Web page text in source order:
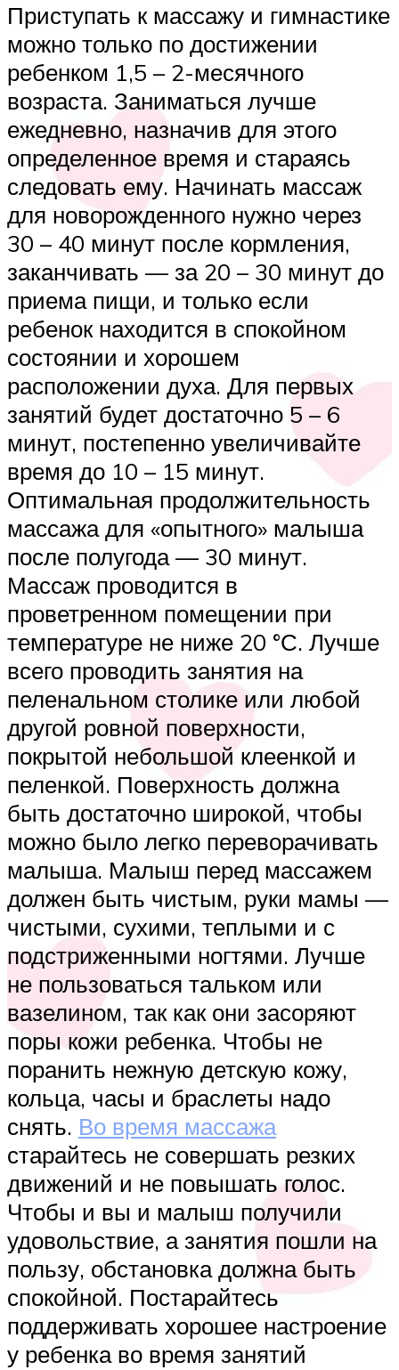
Приступать к массажу и гимнастике
можно только по достижении
ребенком 1,5 – 2-месячного
возраста. Заниматься лучше
ежедневно, назначив для этого
определенное время и стараясь
следовать ему. Начинать массаж
для новорожденного нужно через
30 – 40 минут после кормления,
заканчивать — за 20 – 30 минут до
приема пищи, и только если
ребенок находится в спокойном
состоянии и хорошем
расположении духа. Для первых
занятий будет достаточно 5 – 6
минут, постепенно увеличивайте
время до 10 – 15 минут.
Оптимальная продолжительность
массажа для «опытного» малыша
после полугода — 30 минут.
Массаж проводится в
проветренном помещении при
температуре не ниже 20 °С. Лучше
всего проводить занятия на
пеленальном столике или любой
другой ровной поверхности,
покрытой небольшой клеенкой и
пеленкой. Поверхность должна
быть достаточно широкой, чтобы
можно было легко переворачивать
малыша. Малыш перед массажем
должен быть чистым, руки мамы —
чистыми, сухими, теплыми и с
подстриженными ногтями. Лучше
не пользоваться тальком или
вазелином, так как они засоряют
поры кожи ребенка. Чтобы не
поранить нежную детскую кожу,
кольца, часы и браслеты надо
снять. Во время массажа
старайтесь не совершать резких
движений и не повышать голос.
Чтобы и вы и малыш получили
удовольствие, а занятия пошли на
пользу, обстановка должна быть
спокойной. Постарайтесь
поддерживать хорошее настроение
у ребенка во время занятий